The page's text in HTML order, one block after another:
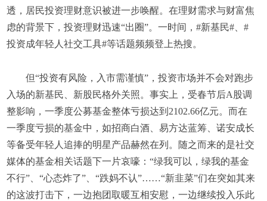
透，居民投资理财意识被进一步唤醒。在理财需求与财富焦
虑的背景下，投资理财迅速“出圈”。一时间，#新基民#、#
投资成年轻人社交工具#等话题频频登上热搜。
但“投资有风险，入市需谨慎”，投资市场并不会对跑步
入场的新基民、新股民格外关照。事实上，受春节后A股调
整影响，一季度公募基金整体亏损达到2102.66亿元。而在
一季度亏损的基金中，如招商白酒、易方达蓝筹、诺安成长
等备受年轻人追捧的明星产品赫然在列。随之而来的是社交
媒体的基金相关话题下一片哀嚎：“绿我可以，绿我的基金
不行”、“心态炸了”、“跌妈不认”……“新韭菜”们在突如其来
的这波打击下，一边抱团取暖互相安慰，一边继续投入乐此